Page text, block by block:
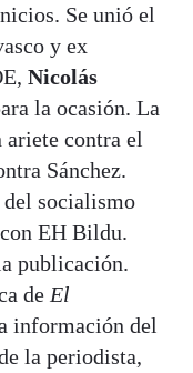
Se unió el
y ex
Nicolás
la ocasión. La
ariete contra el
Sánchez.
del socialismo
EH Bildu.
publicación.
de El
información del
la periodista,